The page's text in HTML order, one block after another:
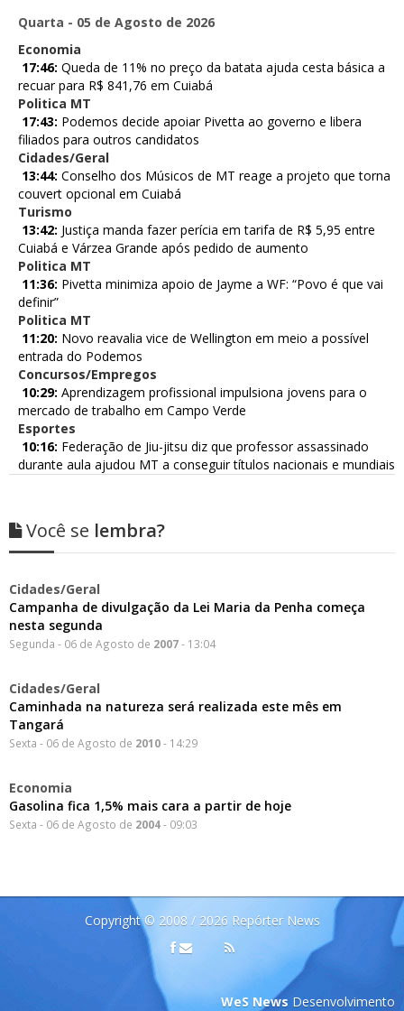
Quarta - 05 de Agosto de 2026
Economia
17:46: Queda de 11% no preço da batata ajuda cesta básica a
recuar para R$ 841,76 em Cuiabá
Politica MT
17:43: Podemos decide apoiar Pivetta ao governo e libera
filiados para outros candidatos
Cidades/Geral
13:44: Conselho dos Músicos de MT reage a projeto que torna
couvert opcional em Cuiabá
Turismo
13:42: Justiça manda fazer perícia em tarifa de R$ 5,95 entre
Cuiabá e Várzea Grande após pedido de aumento
Politica MT
11:36: Pivetta minimiza apoio de Jayme a WF: “Povo é que vai
definir”
Politica MT
11:20: Novo reavalia vice de Wellington em meio a possível
entrada do Podemos
Concursos/Empregos
10:29: Aprendizagem profissional impulsiona jovens para o
mercado de trabalho em Campo Verde
Esportes
10:16: Federação de Jiu-jitsu diz que professor assassinado
durante aula ajudou MT a conseguir títulos nacionais e mundiais
Você se lembra?
Cidades/Geral
Campanha de divulgação da Lei Maria da Penha começa
nesta segunda
Segunda - 06 de Agosto de 2007- 13:04
Cidades/Geral
Caminhada na natureza será realizada este mês em
Tangará
Sexta - 06 de Agosto de 2010- 14:29
Economia
Gasolina fica 1,5% mais cara a partir de hoje
Sexta - 06 de Agosto de 2004- 09:03
Copyright © 2008 / 2026 Repórter News
WeS News Desenvolvimento